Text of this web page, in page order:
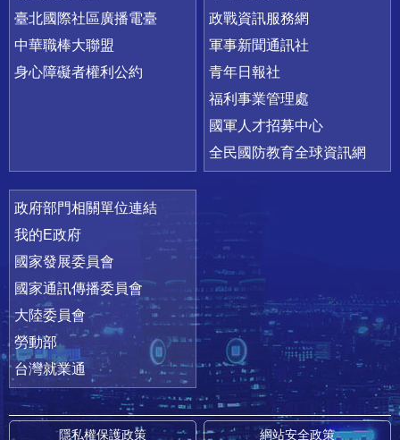
臺北國際社區廣播電臺
中華職棒大聯盟
身心障礙者權利公約
政戰資訊服務網
軍事新聞通訊社
青年日報社
福利事業管理處
國軍人才招募中心
全民國防教育全球資訊網
政府部門相關單位連結
我的E政府
國家發展委員會
國家通訊傳播委員會
大陸委員會
勞動部
台灣就業通
隱私權保護政策 網站安全政策